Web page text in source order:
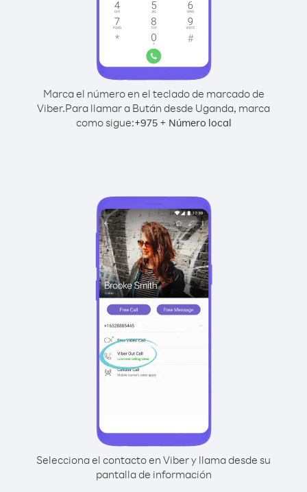
Marca el número en el teclado de marcado de
Viber.Para llamar a Bután desde Uganda, marca
como sigue:+975+ Número local
Selecciona el contacto en Viber y llama desde su
pantalla de información